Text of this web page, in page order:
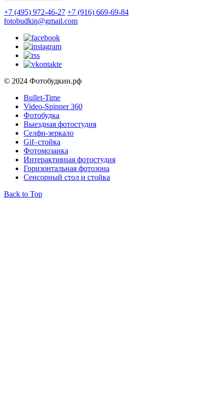
+7 (495) 972-46-27 +7 (916) 669-69-84
fotobudkin@gmail.com
© 2024 Фотобудкин.рф
Bullet-Time
Video-Spinner 360
Фотобудка
Выездная фотостудия
Селфи-зеркало
Gif–стойка
Фотомозаика
Интерактивная фотостудия
Горизонтальная фотозона
Сенсорный стол и стойка
Back to Top